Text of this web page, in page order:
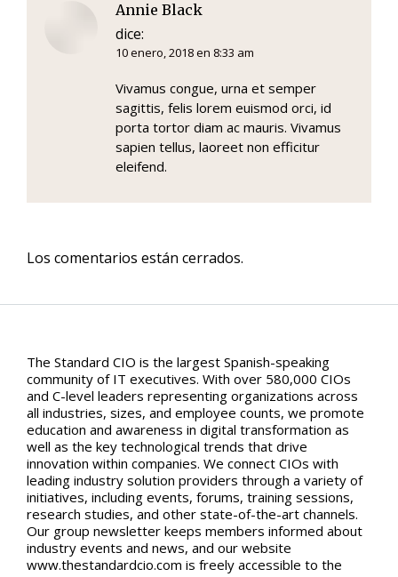
Annie Black
dice:
10 enero, 2018 en 8:33 am
Vivamus congue, urna et semper
sagittis, felis lorem euismod orci, id
porta tortor diam ac mauris. Vivamus
sapien tellus, laoreet non efficitur
eleifend.
Los comentarios están cerrados.
The Standard CIO is the largest Spanish-speaking
community of IT executives. With over 580,000 CIOs
and C-level leaders representing organizations across
all industries, sizes, and employee counts, we promote
education and awareness in digital transformation as
well as the key technological trends that drive
innovation within companies. We connect CIOs with
leading industry solution providers through a variety of
initiatives, including events, forums, training sessions,
research studies, and other state-of-the-art channels.
Our group newsletter keeps members informed about
industry events and news, and our website
www.thestandardcio.com is freely accessible to the